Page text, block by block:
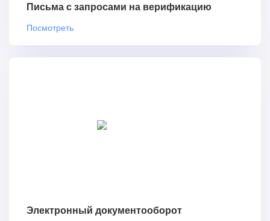
Письма с запросами на верификацию
Посмотреть
Электронный документооборот